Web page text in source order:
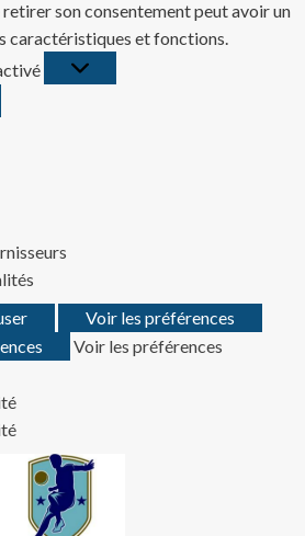
retirer son consentement peut avoir un
caractéristiques et fonctions.
Voir les préférences
Voir les préférences